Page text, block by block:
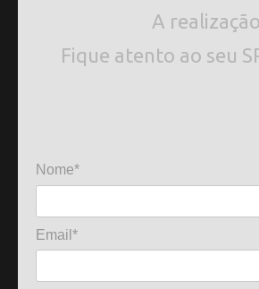
A
Fique atento ao seu
Nome*
Email*